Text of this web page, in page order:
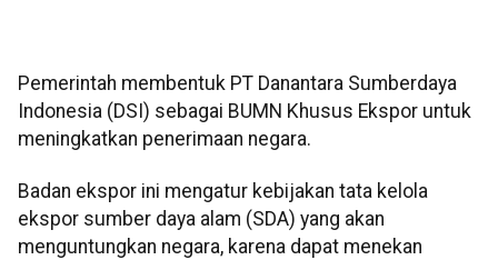
Pemerintah membentuk PT Danantara Sumberdaya
Indonesia (DSI) sebagai BUMN Khusus Ekspor untuk
meningkatkan penerimaan negara.
Badan ekspor ini mengatur kebijakan tata kelola
ekspor sumber daya alam (SDA) yang akan
menguntungkan negara, karena dapat menekan